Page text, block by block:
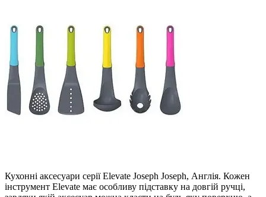
Кухонні аксесуари серії Elevate Joseph Joseph, Англія. Кожен
інструмент Elevate має особливу підставку на довгій ручці,